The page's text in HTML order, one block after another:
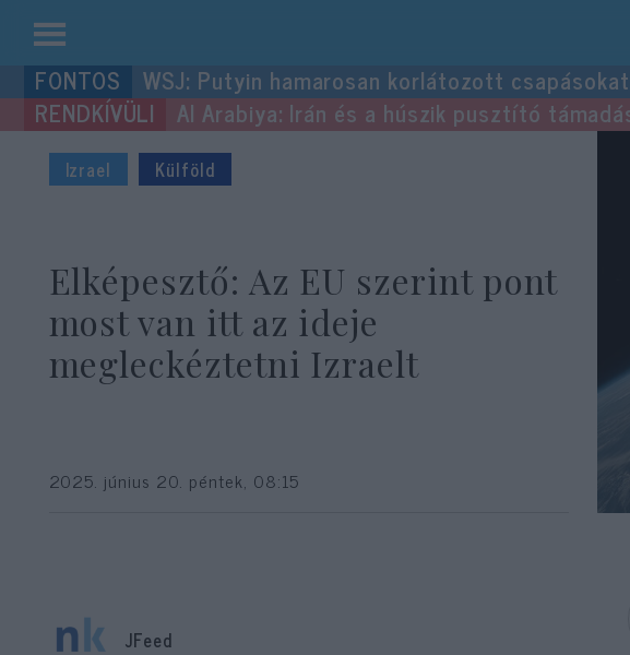
Kilépés
a
tartalomba
WSJ: Putyin hamarosan korlátozott
Al Arabiya: Irán és a húszik pusztító
Izrael Külföld
Elképesztő: Az EU szerint pont
most van itt az ideje
megleckéztetni Izraelt
2025. június 20. péntek, 08:15
JFeed